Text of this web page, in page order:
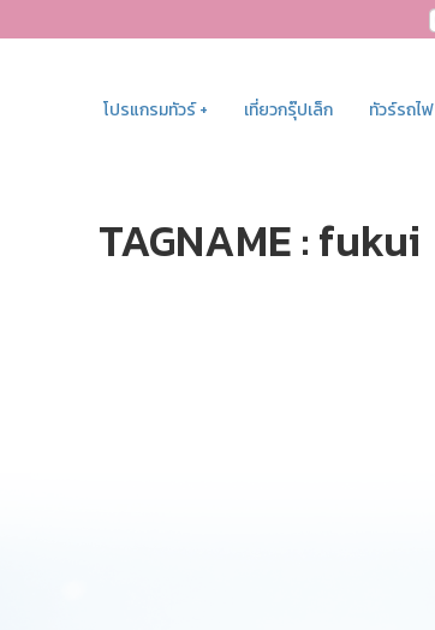
โปรแกรมทัวร์ + เที่ยวกรุ๊ปเล็ก ทัวร์รถไฟ
TAGNAME : fukui